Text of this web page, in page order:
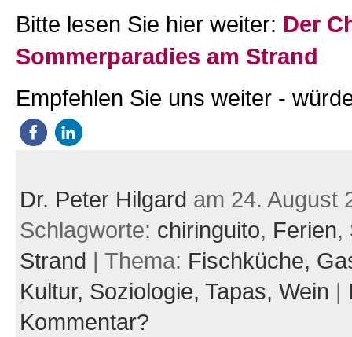
Bitte lesen Sie hier weiter: Der
Sommerparadies am Strand
Empfehlen Sie uns weiter -
Dr. Peter Hilgard am 24. August
Schlagworte: chiringuito, Ferien,
Strand | Thema: Fischküche,
Kultur, Soziologie, Tapas, Wein |
Kommentar?